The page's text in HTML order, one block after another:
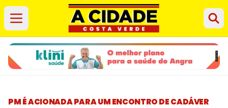
PM É ACIONADA PARA UM ENCONTRO DE CADÁVER